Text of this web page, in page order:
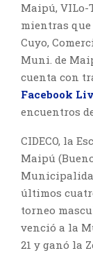
Maipú, VILo-
mientras que
Cuyo,
Muni. de
cuenta con
Facebook
encuentros
CIDECO, la
Maipú
últimos
torneo
venció a la
21 y ganó la